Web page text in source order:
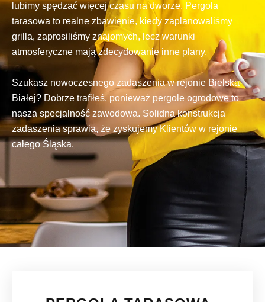
lubimy spędzać więcej czasu na dworze. Pergola
tarasowa to realne zbawienie, kiedy zaplanowaliśmy
grilla, zaprosiliśmy znajomych, lecz warunki
atmosferyczne mają zdecydowanie inne plany.
Szukasz nowoczesnego zadaszenia w rejonie Bielska-
Białej? Dobrze trafiłeś, ponieważ pergole ogrodowe to
nasza specjalność zawodowa. Solidna konstrukcja
zadaszenia sprawia, że zyskujemy Klientów w rejonie
całego Śląska.